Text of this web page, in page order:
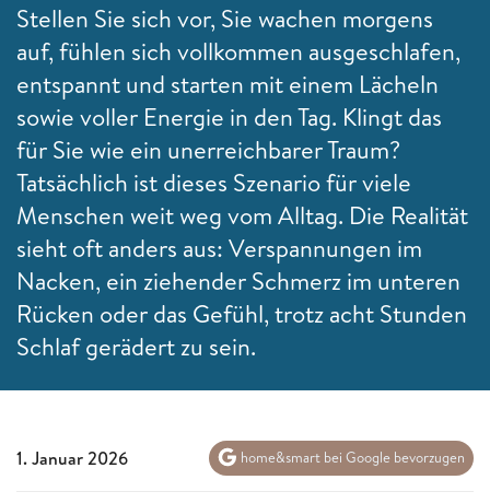
Stellen Sie sich vor, Sie wachen morgens
auf, fühlen sich vollkommen ausgeschlafen,
entspannt und starten mit einem Lächeln
sowie voller Energie in den Tag. Klingt das
für Sie wie ein unerreichbarer Traum?
Tatsächlich ist dieses Szenario für viele
Menschen weit weg vom Alltag. Die Realität
sieht oft anders aus: Verspannungen im
Nacken, ein ziehender Schmerz im unteren
Rücken oder das Gefühl, trotz acht Stunden
Schlaf gerädert zu sein.
1. Januar 2026 home&smart bei Google bevorzugen